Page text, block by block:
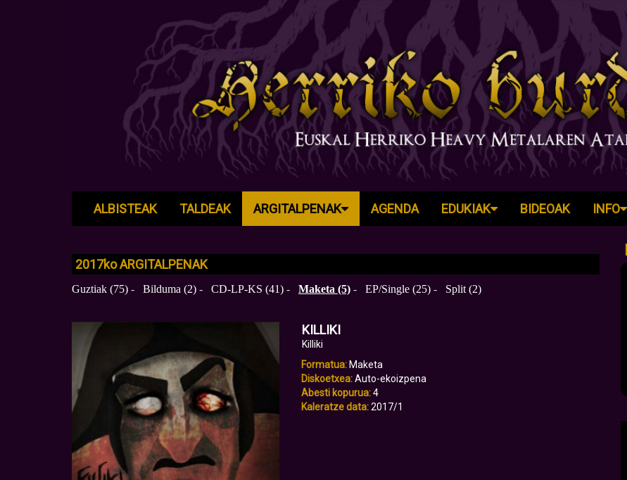
ALBISTEAK TALDEAK ARGITALPENAK AGENDA EDUKIAK BIDEOAK INFO
2017koARGITALPENAK
Guztiak (75) - Bilduma (2) - CD-LP-KS (41) - Maketa (5) - EP/Single (25) - Split (2)
KILLIKI
Killiki
Formatua: Maketa
Diskoetxea:Auto-ekoizpena
Abesti kopurua:4
Kaleratze data:2017/1